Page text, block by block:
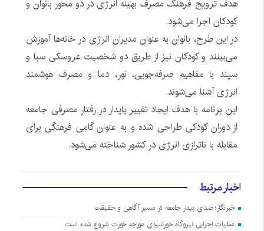
هدف ترویج فرهنگ مصرف بهینه انرژی در دو محور بانوان و
کودکان اجرا می‌شود.
در این طرح، بانوان به عنوان مدیران انرژی در خانه‌ها آموزش
می‌بینند و کودکان نیز از طریق دو شخصیت عروسکی سبا و
سپند با مفاهیم صرفه‌جویی، نور، دما و مصرف هوشمند
انرژی آشنا می‌شوند.
این برنامه با هدف ایجاد تغییر پایدار در رفتار مصرفی جامعه
از دوران کودکی طراحی شده و به عنوان گامی فرهنگی برای
مقابله با ناترازی انرژی در کشور شناخته می‌شود.
اخبار مرتبط
خبرنگار؛ صدای بیدار جامعه در مسیر آگاهی و حقیقت
عملیات اجرایی نیروگاه خورشیدی مورچه خورت شروع شده است